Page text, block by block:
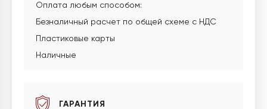
Оплата любым способом:
Безналичный расчет по общей схеме с НДС
Пластиковые карты
Наличные
ГАРАНТИЯ